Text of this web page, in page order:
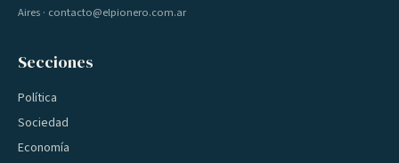
Aires · contacto@elpionero.com.ar
Secciones
Política
Sociedad
Economía